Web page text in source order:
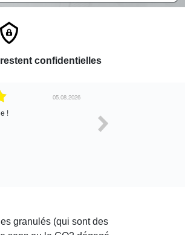
confidentielles
05.08.2026
!
granulés (qui sont des